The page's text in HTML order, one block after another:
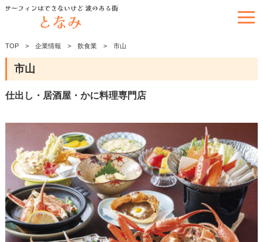
TOP 企業情報 飲食業 市山
市山
仕出し・居酒屋・かに料理専門店